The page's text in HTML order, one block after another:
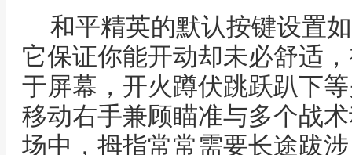
和平精英的默认按键设置
它保证你能开动却未必舒适
于屏幕，开火蹲伏跳跃趴下
移动右手兼顾瞄准与多个战
场中，拇指常常需要长途跋